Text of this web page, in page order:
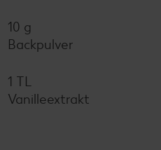
10 g
Backpulver
1 TL
Vanilleextrakt